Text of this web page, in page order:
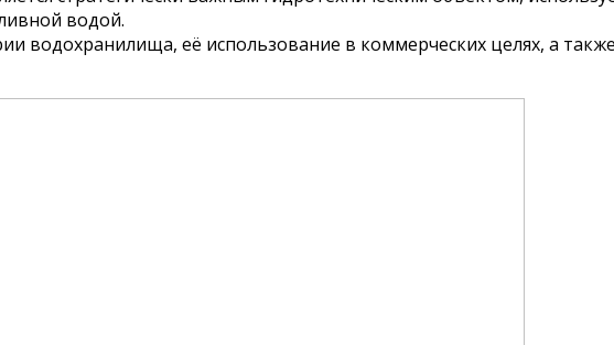
водой.
водохранилища, её использование в коммерческих целях, а